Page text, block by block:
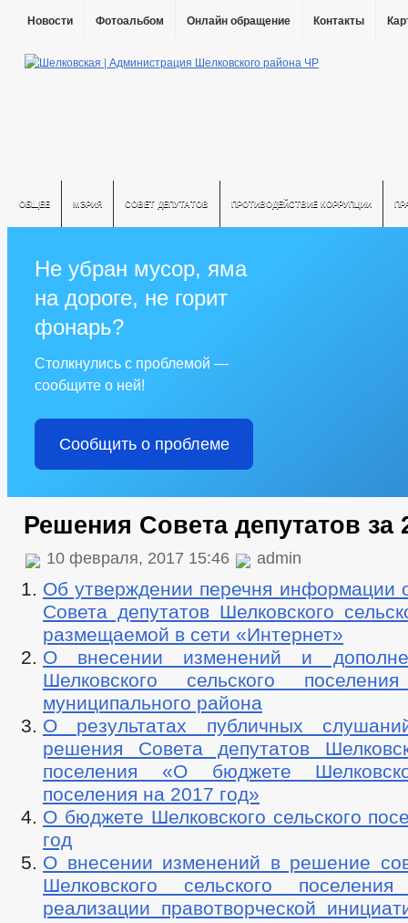
Новости Фотоальбом Онлайн обращение Контакты
ОБЩЕЕ МЭРИЯ СОВЕТ ДЕПУТАТОВ ПРОТИВОДЕЙСТВИЕ КОРРУПЦИИ
Не убран мусор, яма
на дороге, не горит
фонарь?
Столкнулись с проблемой —
сообщите о ней!
Сообщить о проблеме
Решения Совета депутатов за
10 февраля, 2017 15:46 admin
Об утверждении перечня информации
Совета депутатов Шелковского
размещаемой в сети «Интернет»
О внесении изменений и
Шелковского сельского
муниципального района
О результатах публичных
решения Совета депутатов
поселения «О бюджете
поселения на 2017 год»
О бюджете Шелковского сельского
год
О внесении изменений в решение
Шелковского сельского
реализации правотворческой